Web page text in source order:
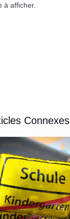
à afficher.
Connexes